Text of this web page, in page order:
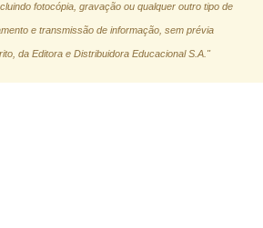
fotocópia, gravação ou qualquer outro tipo de
e transmissão de informação, sem prévia
da Editora e Distribuidora Educacional S.A."